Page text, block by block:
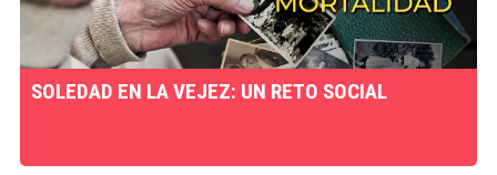
SOLEDAD EN LA VEJEZ: UN RETO SOCIAL